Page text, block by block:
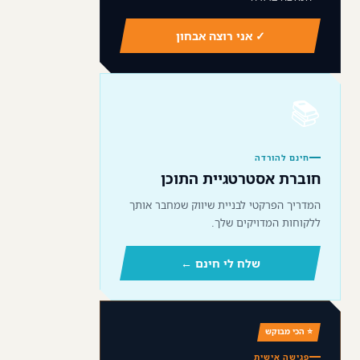
✓ אני רוצה אבחון
📚
חינם להורדה
חוברת אסטרטגיית התוכן
המדריך הפרקטי לבניית שיווק שמחבר אותך
ללקוחות המדויקים שלך.
שלח לי חינם ←
⭐ הכי מבוקש
פגישה אישית